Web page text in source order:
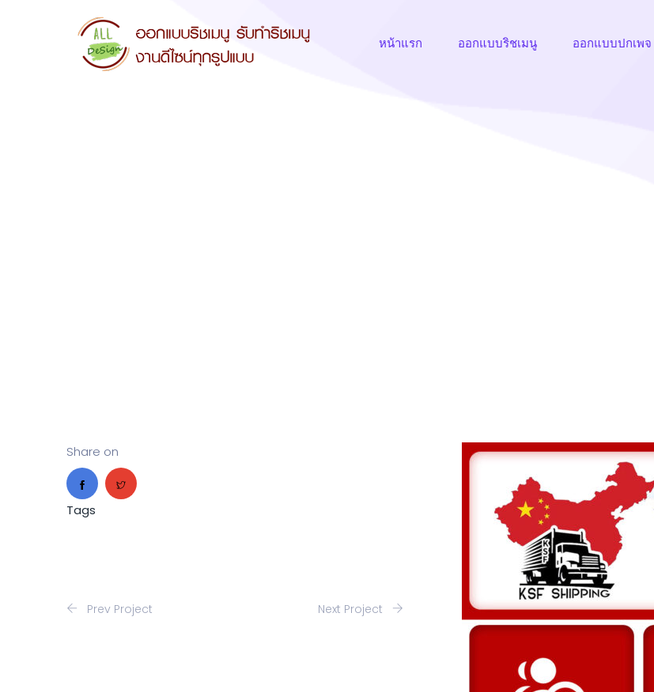
หน้าแรก ออกแบบริชเมนู ออกแบบปกเพจ
ริชเมนูสวยๆ ออกแบบริชเม
Share on
Tags
Prev Project Next Project